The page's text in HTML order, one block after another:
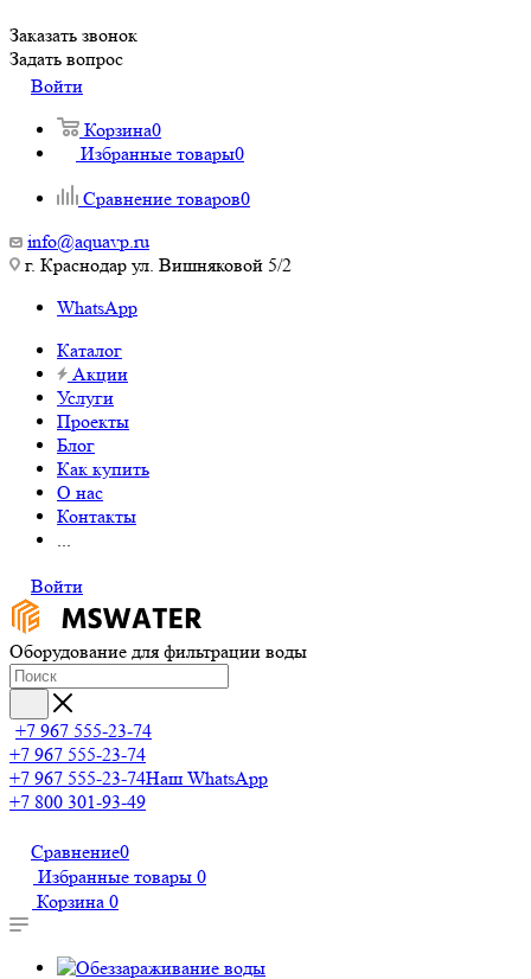
Заказать звонок
Задать вопрос
Войти
Корзина0
Избранные товары0
Сравнение товаров0
info@aquavp.ru
г. Краснодар ул. Вишняковой 5/2
WhatsApp
Каталог
Акции
Услуги
Проекты
Блог
Как купить
О нас
Контакты
...
Войти
Оборудование для фильтрации воды
+7 967 555-23-74
+7 967 555-23-74
+7 967 555-23-74Наш WhatsApp
+7 800 301-93-49
Сравнение0
Избранные товары 0
Корзина 0